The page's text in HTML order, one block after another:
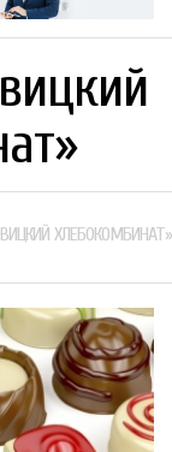
ХЛЕБОКОМБИНАТ»